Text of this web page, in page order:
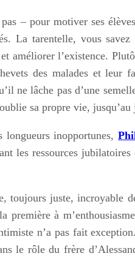
– pour motiver ses
La tarentelle, vous savez
améliorer l’existence.
des malades et leur
ne lâche pas d’une
sa propre vie,
longueurs inopportunes,
les ressources jubilatoires
toujours juste, incroyable
à
n’a pas fait
le rôle du frère